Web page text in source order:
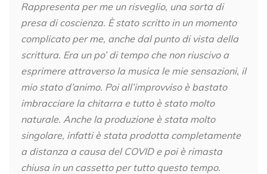
Rappresenta per me un risveglio, una sorta di
presa di coscienza. È stato scritto in un momento
complicato per me, anche dal punto di vista della
scrittura. Era un po’ di tempo che non riuscivo a
esprimere attraverso la musica le mie sensazioni, il
mio stato d’animo. Poi all’improvviso è bastato
imbracciare la chitarra e tutto è stato molto
naturale. Anche la produzione è stata molto
singolare, infatti è stata prodotta completamente
a distanza a causa del COVID e poi è rimasta
chiusa in un cassetto per tutto questo tempo.